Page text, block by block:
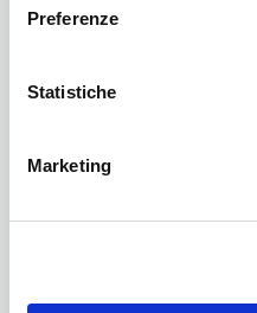
Preferenze
Statistiche
Marketing